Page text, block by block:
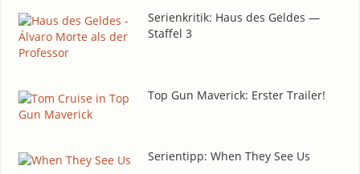
Seri­en­kri­tik: Haus des Gel­des —
Staf­fel 3
Top Gun Maverick: Ers­ter Trailer!
Seri­en­tipp: When They See Us